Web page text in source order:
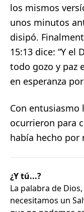
los mismos
unos minutos
disipó.
15:13 dice: “Y el
todo gozo y paz
en esperanza
Con entusiasmo
ocurrieron para
había hecho por
¿Y tú...?
La palabra de
necesitamos un